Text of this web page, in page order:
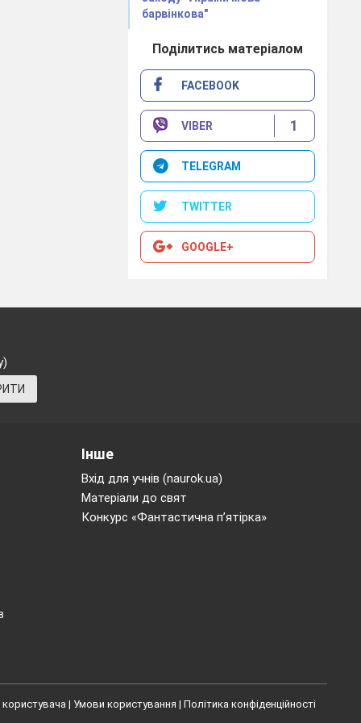
про
дружню
на
з
Від кожної з
На рахунок
назве ім'я
в
залишиться
можливо.
Я з успіхом
барвінкова"
Поділитись матеріалом
FACEBOOK
VIBER 1
TELEGRAM
TWITTER
GOOGLE+
Інше
Вхід для учнів (naurok.ua)
Матеріали до свят
Конкурс «Фантастична п’ятірка»
користувача | Умови користування | Політика конфіденційності